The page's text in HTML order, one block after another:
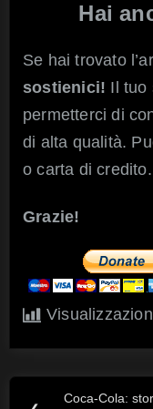
Hai
Se hai trovato
sostienici! Il tuo
permetterci di
di alta qualità.
o carta di credito.
Grazie!
Coca-Cola: